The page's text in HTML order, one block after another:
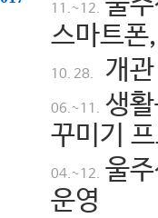
11.~12.
스마트
10. 28. 개
06.~11. 생
꾸미기
04.~12. 울
운영